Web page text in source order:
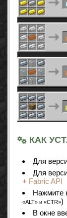
КАК
Для
Для
+ Fabric API
Нажмите
«ALT» и «CTR»)
В окне